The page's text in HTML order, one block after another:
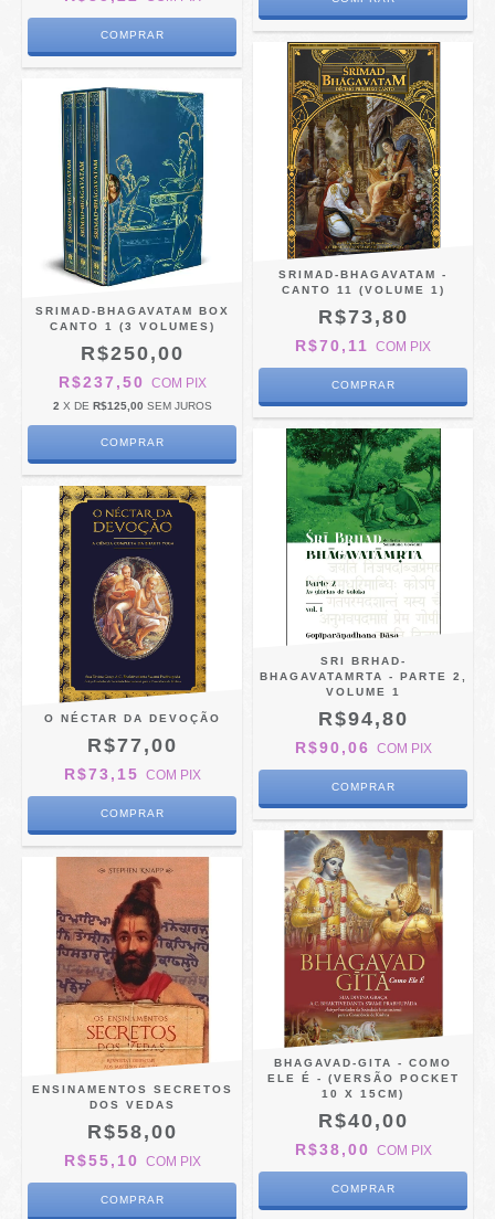
SRIMAD-BHAGAVATAM BOX
CANTO 1 (3 VOLUMES)
R$250,00
R$237,50 COM PIX
2 X DE R$125,00 SEM JUROS
SRIMAD-BHAGAVATAM -
CANTO 11 (VOLUME 1)
R$73,80
R$70,11 COM PIX
O NÉCTAR DA DEVOÇÃO
R$77,00
R$73,15 COM PIX
SRI BRHAD-
BHAGAVATAMRTA - PARTE 2,
VOLUME 1
R$94,80
R$90,06 COM PIX
ENSINAMENTOS SECRETOS
DOS VEDAS
R$58,00
R$55,10 COM PIX
BHAGAVAD-GITA - COMO
ELE É - (VERSÃO POCKET
10 X 15CM)
R$40,00
R$38,00 COM PIX